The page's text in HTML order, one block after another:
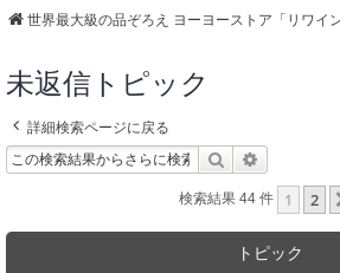
世界最大級の品ぞろえ ヨーヨーストア「リワイン
未返信トピック
詳細検索ページに戻る
検索
検索結果 44 件 1 2
トピック